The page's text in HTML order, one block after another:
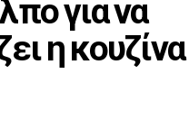
για να
η κουζίνα